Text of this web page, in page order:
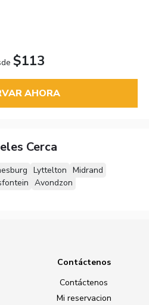
$113
AHORA
Cerca
Lyttelton Midrand
Avondzon
Contáctenos
Contáctenos
Mi reservacion